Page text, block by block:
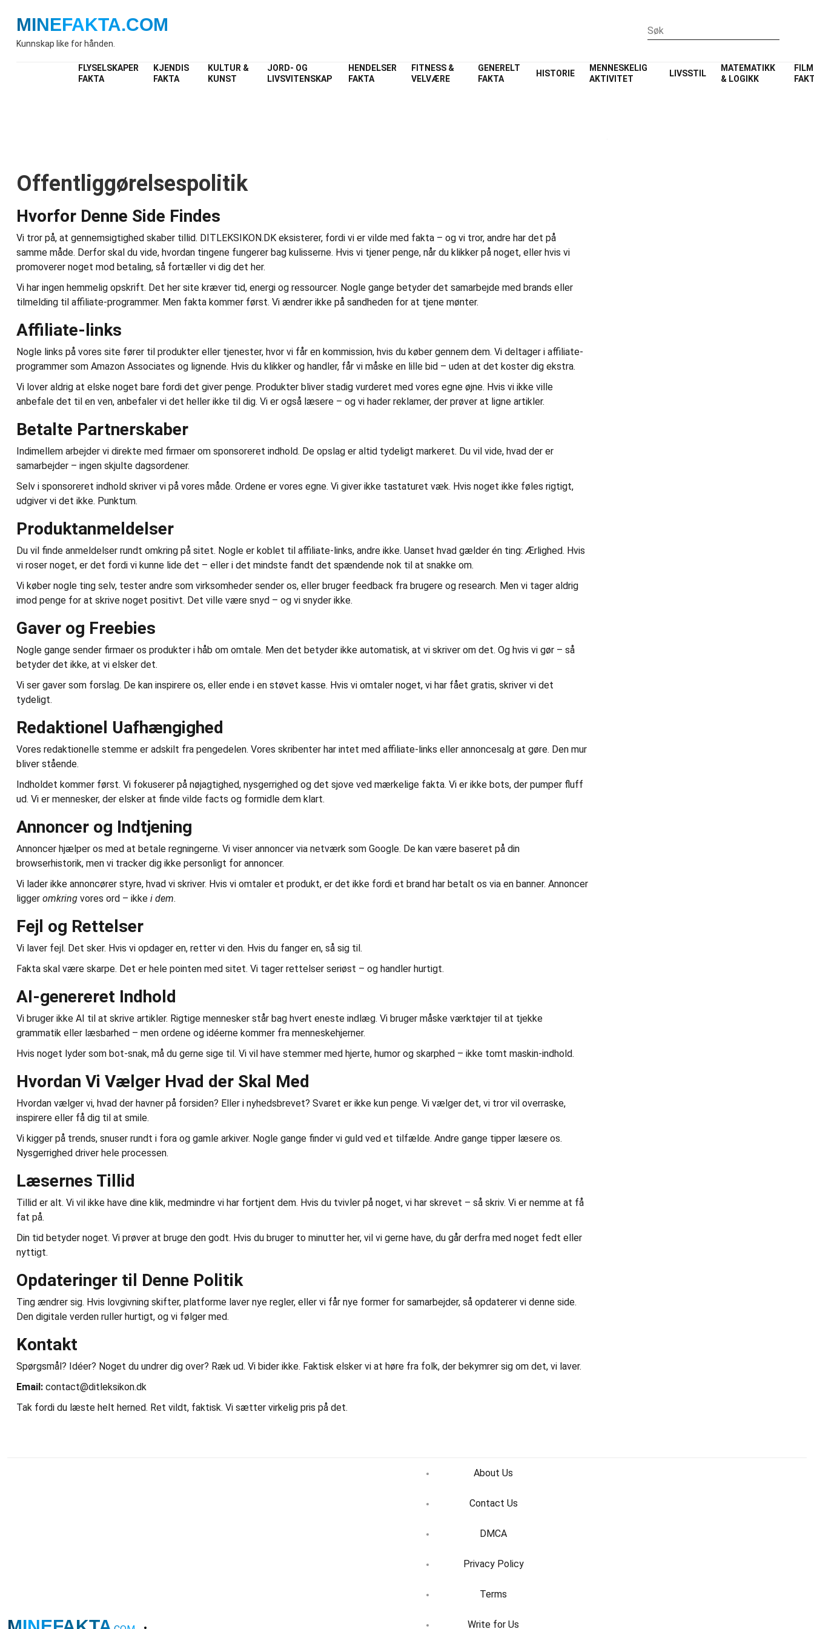
MINEFAKTA.COM
Kunnskap like for hånden.
FLYSELSKAPER
FAKTA
KJENDIS
FAKTA
KULTUR &
KUNST
JORD- OG
LIVSVITENSKAP
HENDELSER
FAKTA
FITNESS &
VELVÆRE
GENERELT
FAKTA
HISTORIE
MENNESKELIG
AKTIVITET
LIVSSTIL
MATEMATIKK
& LOGIKK
FILM
Offentliggørelsespolitik
Hvorfor Denne Side Findes
Vi tror på, at gennemsigtighed skaber tillid. DITLEKSIKON.DK eksisterer, fordi vi er vilde med fakta – og vi tror, andre har det på
samme måde. Derfor skal du vide, hvordan tingene fungerer bag kulisserne. Hvis vi tjener penge, når du klikker på noget, eller hvis vi
promoverer noget mod betaling, så fortæller vi dig det her.
Vi har ingen hemmelig opskrift. Det her site kræver tid, energi og ressourcer. Nogle gange betyder det samarbejde med brands eller
tilmelding til affiliate-programmer. Men fakta kommer først. Vi ændrer ikke på sandheden for at tjene mønter.
Affiliate-links
Nogle links på vores site fører til produkter eller tjenester, hvor vi får en kommission, hvis du køber gennem dem. Vi deltager i affiliate-
programmer som Amazon Associates og lignende. Hvis du klikker og handler, får vi måske en lille bid – uden at det koster dig ekstra.
Vi lover aldrig at elske noget bare fordi det giver penge. Produkter bliver stadig vurderet med vores egne øjne. Hvis vi ikke ville
anbefale det til en ven, anbefaler vi det heller ikke til dig. Vi er også læsere – og vi hader reklamer, der prøver at ligne artikler.
Betalte Partnerskaber
Indimellem arbejder vi direkte med firmaer om sponsoreret indhold. De opslag er altid tydeligt markeret. Du vil vide, hvad der er
samarbejder – ingen skjulte dagsordener.
Selv i sponsoreret indhold skriver vi på vores måde. Ordene er vores egne. Vi giver ikke tastaturet væk. Hvis noget ikke føles rigtigt,
udgiver vi det ikke. Punktum.
Produktanmeldelser
Du vil finde anmeldelser rundt omkring på sitet. Nogle er koblet til affiliate-links, andre ikke. Uanset hvad gælder én ting: Ærlighed. Hvis
vi roser noget, er det fordi vi kunne lide det – eller i det mindste fandt det spændende nok til at snakke om.
Vi køber nogle ting selv, tester andre som virksomheder sender os, eller bruger feedback fra brugere og research. Men vi tager aldrig
imod penge for at skrive noget positivt. Det ville være snyd – og vi snyder ikke.
Gaver og Freebies
Nogle gange sender firmaer os produkter i håb om omtale. Men det betyder ikke automatisk, at vi skriver om det. Og hvis vi gør – så
betyder det ikke, at vi elsker det.
Vi ser gaver som forslag. De kan inspirere os, eller ende i en støvet kasse. Hvis vi omtaler noget, vi har fået gratis, skriver vi det
tydeligt.
Redaktionel Uafhængighed
Vores redaktionelle stemme er adskilt fra pengedelen. Vores skribenter har intet med affiliate-links eller annoncesalg at gøre. Den mur
bliver stående.
Indholdet kommer først. Vi fokuserer på nøjagtighed, nysgerrighed og det sjove ved mærkelige fakta. Vi er ikke bots, der pumper fluff
ud. Vi er mennesker, der elsker at finde vilde facts og formidle dem klart.
Annoncer og Indtjening
Annoncer hjælper os med at betale regningerne. Vi viser annoncer via netværk som Google. De kan være baseret på din
browserhistorik, men vi tracker dig ikke personligt for annoncer.
Vi lader ikke annoncører styre, hvad vi skriver. Hvis vi omtaler et produkt, er det ikke fordi et brand har betalt os via en banner. Annoncer
ligger omkring vores ord – ikke i dem.
Fejl og Rettelser
Vi laver fejl. Det sker. Hvis vi opdager en, retter vi den. Hvis du fanger en, så sig til.
Fakta skal være skarpe. Det er hele pointen med sitet. Vi tager rettelser seriøst – og handler hurtigt.
AI-genereret Indhold
Vi bruger ikke AI til at skrive artikler. Rigtige mennesker står bag hvert eneste indlæg. Vi bruger måske værktøjer til at tjekke
grammatik eller læsbarhed – men ordene og idéerne kommer fra menneskehjerner.
Hvis noget lyder som bot-snak, må du gerne sige til. Vi vil have stemmer med hjerte, humor og skarphed – ikke tomt maskin-indhold.
Hvordan Vi Vælger Hvad der Skal Med
Hvordan vælger vi, hvad der havner på forsiden? Eller i nyhedsbrevet? Svaret er ikke kun penge. Vi vælger det, vi tror vil overraske,
inspirere eller få dig til at smile.
Vi kigger på trends, snuser rundt i fora og gamle arkiver. Nogle gange finder vi guld ved et tilfælde. Andre gange tipper læsere os.
Nysgerrighed driver hele processen.
Læsernes Tillid
Tillid er alt. Vi vil ikke have dine klik, medmindre vi har fortjent dem. Hvis du tvivler på noget, vi har skrevet – så skriv. Vi er nemme at få
fat på.
Din tid betyder noget. Vi prøver at bruge den godt. Hvis du bruger to minutter her, vil vi gerne have, du går derfra med noget fedt eller
nyttigt.
Opdateringer til Denne Politik
Ting ændrer sig. Hvis lovgivning skifter, platforme laver nye regler, eller vi får nye former for samarbejder, så opdaterer vi denne side.
Den digitale verden ruller hurtigt, og vi følger med.
Kontakt
Spørgsmål? Idéer? Noget du undrer dig over? Ræk ud. Vi bider ikke. Faktisk elsker vi at høre fra folk, der bekymrer sig om det, vi laver.
Email: contact@ditleksikon.dk
Tak fordi du læste helt herned. Ret vildt, faktisk. Vi sætter virkelig pris på det.
About Us
Contact Us
DMCA
Privacy Policy
Terms
Write for Us